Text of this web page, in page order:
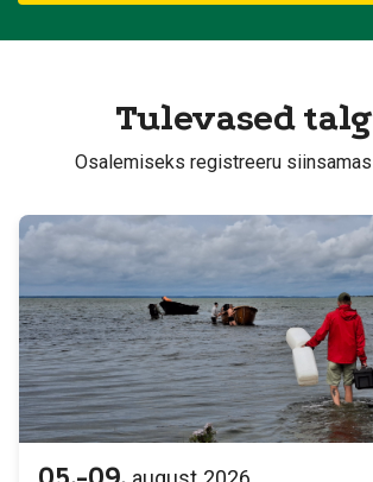
Tulevased
Osalemiseks registreeru